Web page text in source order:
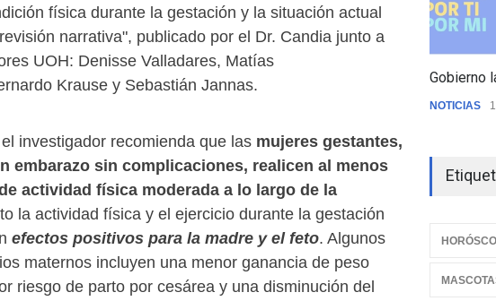
física durante la gestación y la situación actual
narrativa", publicado por el Dr. Candia junto a
UOH: Denisse Valladares, Matías
Krause y Sebastián Jannas.
investigador recomienda que las mujeres gestantes,
embarazo sin complicaciones, realicen al menos
actividad física moderada a lo largo de la
la actividad física y el ejercicio durante la gestación
efectos positivos para la madre y el feto. Algunos
maternos incluyen una menor ganancia de peso
riesgo de parto por cesárea y una disminución del
Gobierno
NOTICIAS